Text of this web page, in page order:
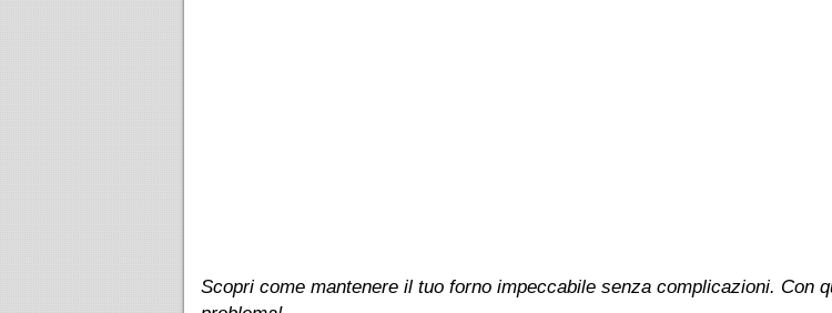
Scopri come mantenere il tuo forno impeccabile senza complicazioni. Con